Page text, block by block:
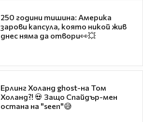
250 години тишина: Америка
зарови капсула, която никой жив
днес няма да отвори👀💥
Ерлинг Холанд ghost-на Том
Холанд?! 💀 Защо Спайдър-мен
остана на "seen"😅